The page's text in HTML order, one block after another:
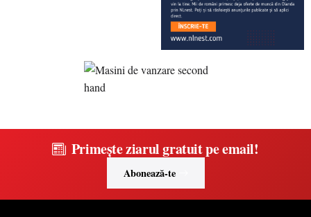
Primește ziarul gratuit pe email!
Abonează-te